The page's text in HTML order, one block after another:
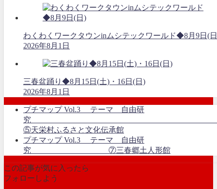
わくわくワークタウンinムシテックワールド◆8月9日(
2026年8月1日
三春盆踊り◆8月15日(土)・16日(日)
2026年8月1日
プチマップ Vol.3 テーマ 自由研
⑤天栄村ふるさと文化伝承館
プチマップ Vol.3 テーマ 自由研
究 ⑦三春郷土人形館
この記事が気に入ったら
フォローしよう